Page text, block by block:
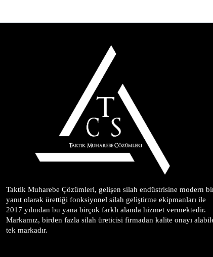
Taktik Muharebe Çözümleri, gelişen silah endüstrisine modern
yanıt olarak ürettiği fonksiyonel silah geliştirme ekipmanları ile
2017 yılından bu yana birçok farklı alanda hizmet vermektedir.
Markamız, birden fazla silah üreticisi firmadan kalite onayı
tek markadır.